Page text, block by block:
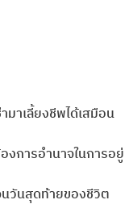
มาเลี้ยงชีพได้เสมือน
การอำนาจในการอยู่
วันสุดท้ายของชีวิต